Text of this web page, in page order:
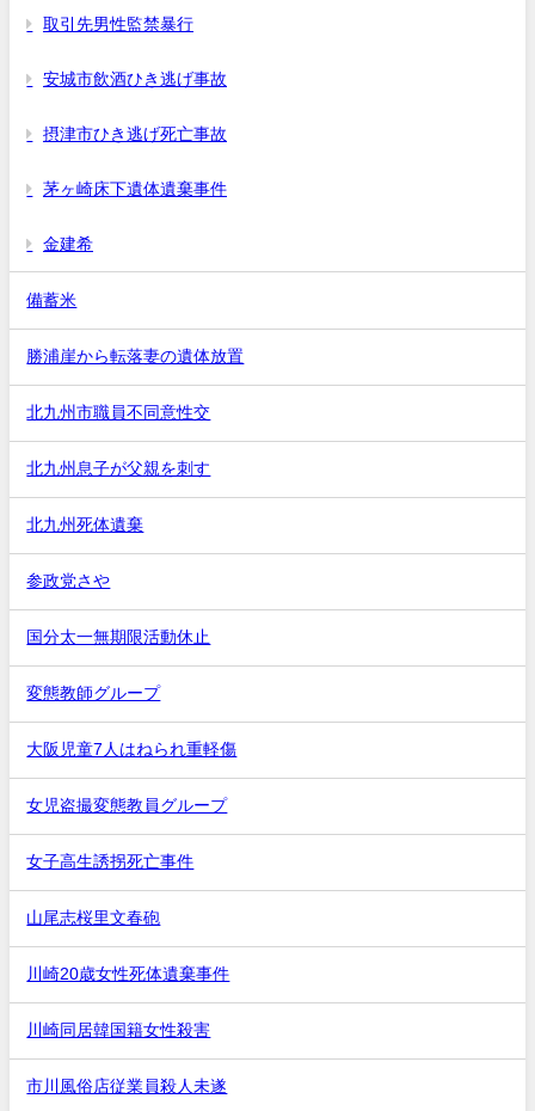
取引先男性監禁暴行
安城市飲酒ひき逃げ事故
摂津市ひき逃げ死亡事故
茅ヶ崎床下遺体遺棄事件
金建希
備蓄米
勝浦崖から転落妻の遺体放置
北九州市職員不同意性交
北九州息子が父親を刺す
北九州死体遺棄
参政党さや
国分太一無期限活動休止
変態教師グループ
大阪児童7人はねられ重軽傷
女児盗撮変態教員グループ
女子高生誘拐死亡事件
山尾志桜里文春砲
川崎20歳女性死体遺棄事件
川崎同居韓国籍女性殺害
市川風俗店従業員殺人未遂